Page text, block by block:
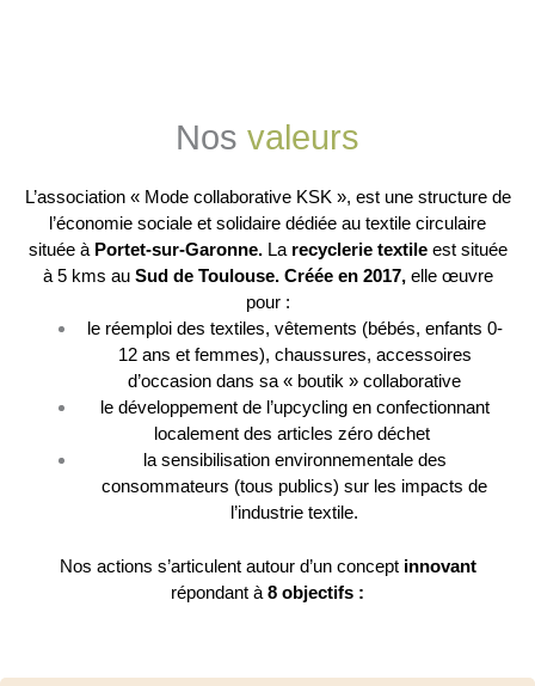
Nos valeurs
L’association « Mode collaborative KSK », est une structure de
l’économie sociale et solidaire dédiée au textile circulaire
située à Portet-sur-Garonne. Larecyclerie textile est située
à 5 kms au Sud de Toulouse. Créée en 2017, elle œuvre
pour :
le réemploi des textiles, vêtements (bébés, enfants 0-
12 ans et femmes), chaussures, accessoires
d’occasion dans sa « boutik » collaborative
le développement de l’upcycling en confectionnant
localement des articles zéro déchet
la sensibilisation environnementale des
consommateurs (tous publics) sur les impacts de
l’industrie textile.
Nos actions s’articulent autour d’un conceptinnovant
répondant à 8 objectifs :